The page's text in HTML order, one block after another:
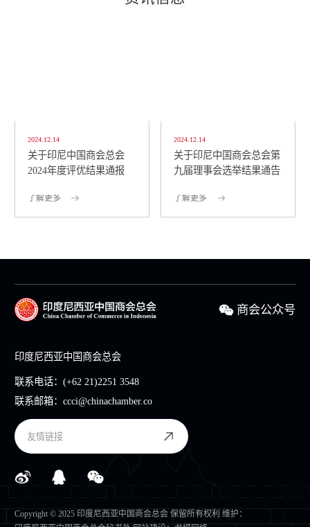
2024.12.14
关于印尼中国商会总会
2024年度评优结果通报
了解更多
2024.12.14
关于印尼中国商会总会第
九届理事会选举结果通告
了解更多
商会公众号
印度尼西亚中国商会总会
联系电话： (+62 21)2251 3548
联系邮箱： ccci@chinachamber.co
友情链接
Copyright © 2025 印度尼西亚中国商会总会 保留所有权利 维护：